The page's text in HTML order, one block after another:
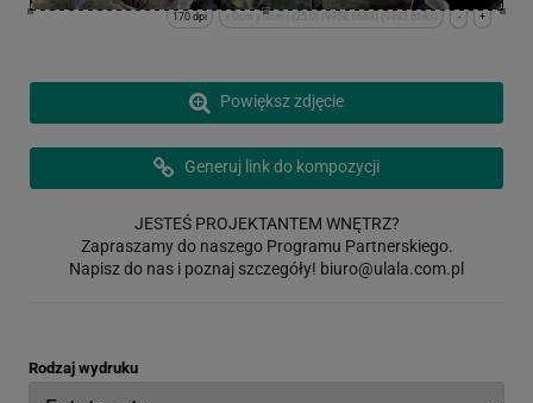
+
-
x:0cm y:0cm | (25,0) (9958,6683) (9983,6683)
170 dpi
Powiększ zdjęcie
Generuj link do kompozycji
JESTEŚ PROJEKTANTEM WNĘTRZ?
Zapraszamy do naszego Programu Partnerskiego.
Napisz do nas i poznaj szczegóły! biuro@ulala.com.pl
Rodzaj wydruku